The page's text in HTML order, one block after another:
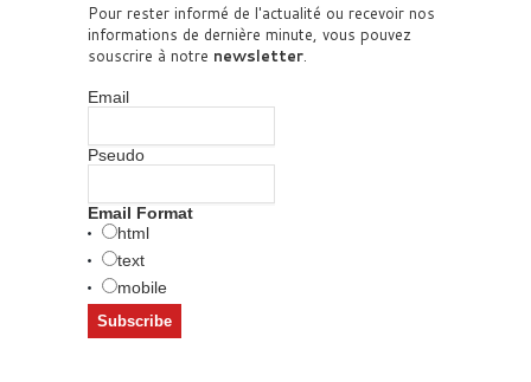
Pour rester informé de l'actualité ou recevoir nos
informations de dernière minute, vous pouvez
souscrire à notre newsletter.
Email
Pseudo
Email Format
html
text
mobile